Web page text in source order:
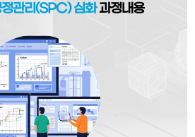
관리(SPC) 심화과정내용